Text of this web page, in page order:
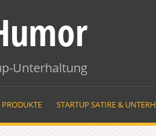
Unterhaltung
STARTUP SATIRE &